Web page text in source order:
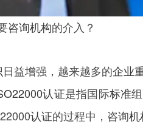
咨询机构的介入？
日益增强，越来越多的企业
认证是指国际标准
22000认证的过程中，咨询机